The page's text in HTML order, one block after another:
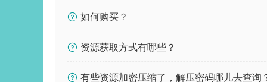
如何购买？
资源获取方式有哪些？
有些资源加密压缩了，解压密码哪儿去查询